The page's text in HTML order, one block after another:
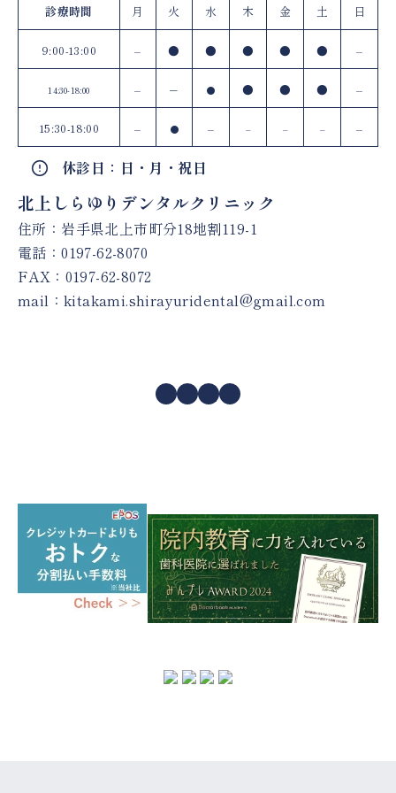
診療時間 月 火 水 木 金 土 日
9:00-13:00 – ● ● ● ● ● –
14:30-18:00 – – ● ● ● ● –
15:30-18:00 – ● – – – – –
休診日：日・月・祝日
北上しらゆりデンタルクリニック
住所：岩手県北上市町分18地割119-1
電話：0197-62-8070
FAX：0197-62-8072
mail： kitakami.shirayuridental@gmail.com
Facebook InstagramXYouTube